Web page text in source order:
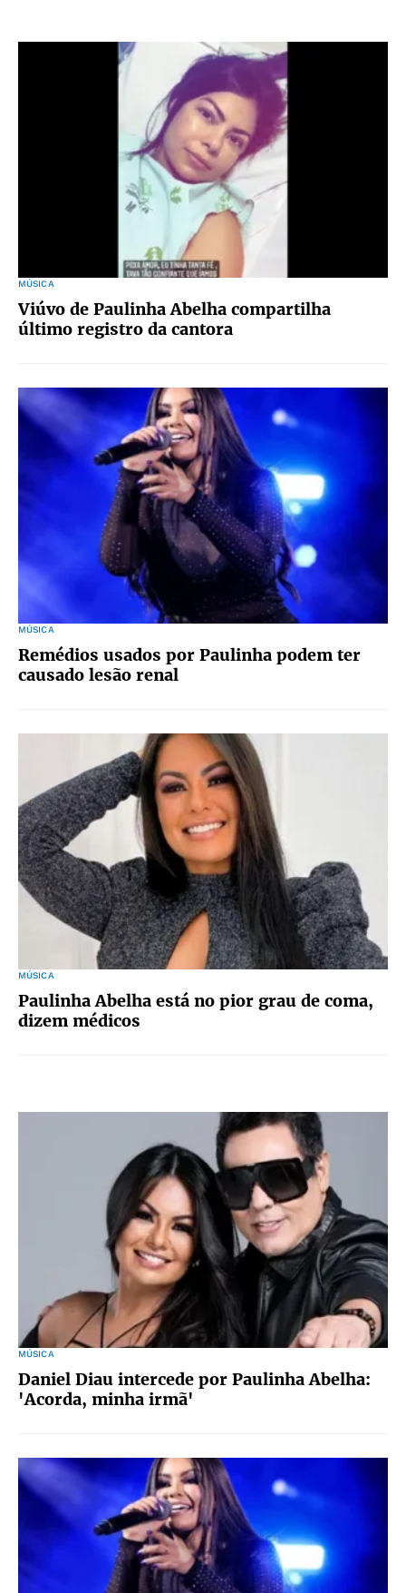
MÚSICA
Viúvo de Paulinha Abelha compartilha
último registro da cantora
MÚSICA
Remédios usados por Paulinha podem ter
causado lesão renal
MÚSICA
Paulinha Abelha está no pior grau de coma,
dizem médicos
MÚSICA
Daniel Diau intercede por Paulinha Abelha:
'Acorda, minha irmã'